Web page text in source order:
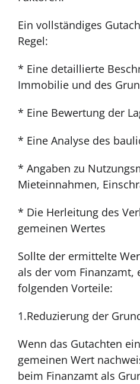
Ein vollständiges
Regel:
* Eine detaillierte
Immobilie und des
* Eine Bewertung der
* Eine Analyse des
* Angaben zu
Mieteinnahmen,
* Die Herleitung des
gemeinen Wertes
Sollte der ermittelte
als der vom Finanzamt,
folgenden Vorteile:
1.Reduzierung der
Wenn das Gutachten
gemeinen Wert
beim Finanzamt als